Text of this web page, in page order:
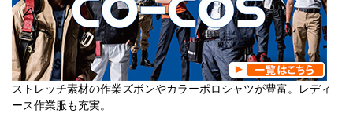
ストレッチ素材の作業ズボンやカラーポロシャツが豊富。レディ
ース作業服も充実。